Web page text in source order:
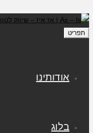
תפריט
אודותינו
בלוג